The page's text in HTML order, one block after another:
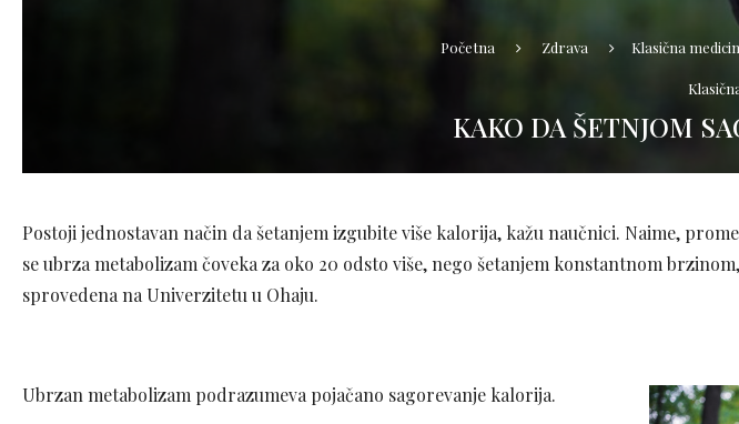
Početna Zdrava Klasična
KAKO DA ŠETNJOM
Postoji jednostavan način da šetanjem izgubite više kalorija, kažu naučnici. Naime,
se ubrza metabolizam čoveka za oko 20 odsto više, nego šetanjem konstantnom
sprovedena na Univerzitetu u Ohaju.
Ubrzan metabolizam podrazumeva pojačano sagorevanje kalorija.